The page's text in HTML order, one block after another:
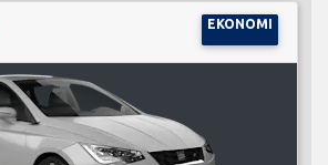
EKONOMI